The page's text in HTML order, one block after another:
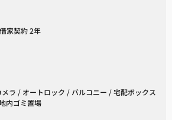
家契約 2年
ラ / オートロック / バルコニー / 宅配ボックス
内ゴミ置場